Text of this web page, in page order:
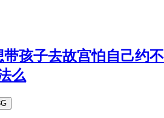
带孩子去故宫怕自己约不
么